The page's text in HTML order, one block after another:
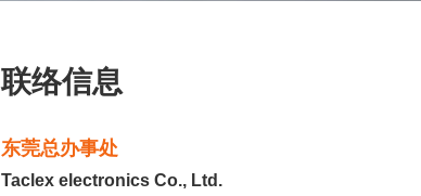
联络信息
东莞总办事处
Taclex electronics Co., Ltd.